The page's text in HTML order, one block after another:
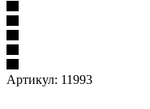
Артикул: 11993